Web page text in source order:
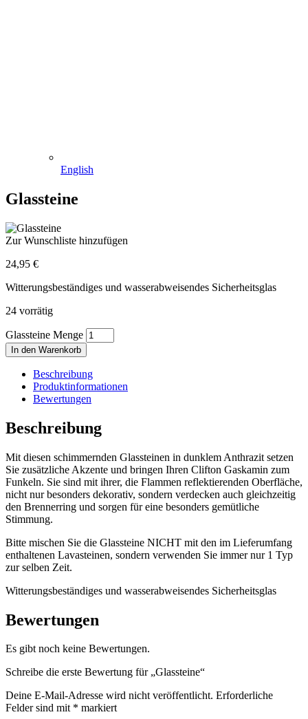
English
Glassteine
Zur Wunschliste hinzufügen
24,95 €
Witterungsbeständiges und wasserabweisendes Sicherheitsglas
24 vorrätig
Glassteine Menge
In den Warenkorb
Beschreibung
Produktinformationen
Bewertungen
Beschreibung
Mit diesen schimmernden Glassteinen in dunklem Anthrazit setzen
Sie zusätzliche Akzente und bringen Ihren Clifton Gaskamin zum
Funkeln. Sie sind mit ihrer, die Flammen reflektierenden Oberfläche,
nicht nur besonders dekorativ, sondern verdecken auch gleichzeitig
den Brennerring und sorgen für eine besonders gemütliche
Stimmung.
Bitte mischen Sie die Glassteine NICHT mit den im Lieferumfang
enthaltenen Lavasteinen, sondern verwenden Sie immer nur 1 Typ
zur selben Zeit.
Witterungsbeständiges und wasserabweisendes Sicherheitsglas
Bewertungen
Es gibt noch keine Bewertungen.
Schreibe die erste Bewertung für „Glassteine“
Deine E-Mail-Adresse wird nicht veröffentlicht. Erforderliche
Felder sind mit * markiert